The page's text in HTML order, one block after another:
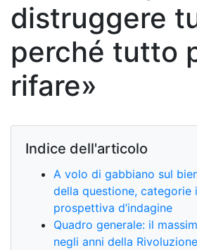
distruggere
perché tutto
rifare»
Indice dell'articolo
A volo di gabbiano sul
della questione, categorie
prospettiva d’indagine
Quadro generale: il
negli anni della